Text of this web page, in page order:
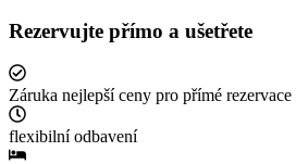
Rezervujte přímo a ušetřete
Záruka nejlepší ceny pro přímé rezervace
flexibilní odbavení